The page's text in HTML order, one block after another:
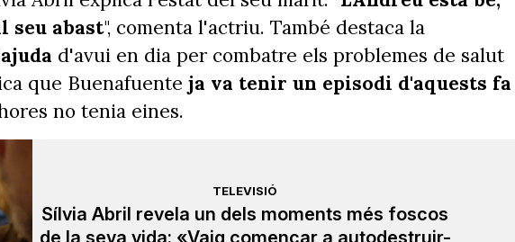
seu abast", comenta l'actriu. També destaca la
d'avui en dia per combatre els problemes de salut
que Buenafuente ja va tenir un episodi d'aquests fa
no tenia eines.
TELEVISIÓ
Sílvia Abril revela un dels moments més foscos
de la seva vida: «Vaig començar a autodestruir-